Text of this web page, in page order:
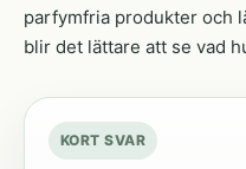
parfymfria produkter och
blir det lättare att se vad
KORT SVAR